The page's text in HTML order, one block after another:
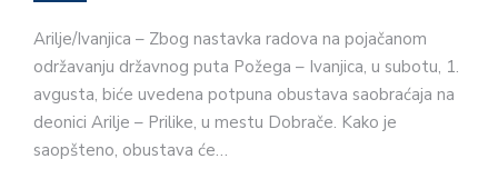
Arilje/Ivanjica – Zbog nastavka radova na pojačanom
održavanju državnog puta Požega – Ivanjica, u subotu, 1.
avgusta, biće uvedena potpuna obustava saobraćaja na
deonici Arilje – Prilike, u mestu Dobrače. Kako je
saopšteno, obustava će…